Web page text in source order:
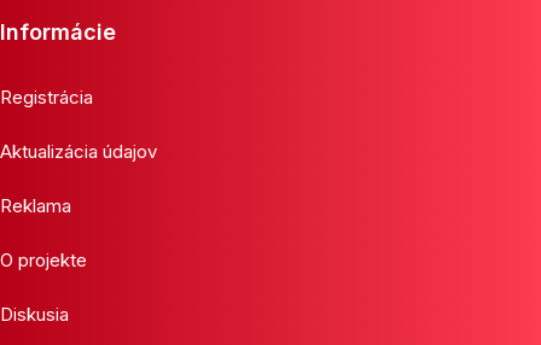
Informácie
Registrácia
Aktualizácia údajov
Reklama
O projekte
Diskusia